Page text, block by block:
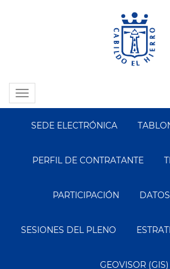
Toggle
navigation
Segundo
Menu
SEDE ELECTRÓNICA
PERFIL DE CONTRATANTE
PARTICIPACIÓN
SESIONES DEL PLENO
GEOVISOR (GIS)